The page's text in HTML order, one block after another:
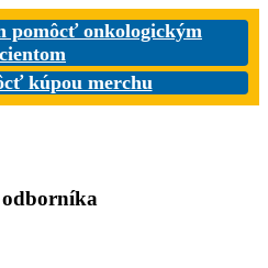
pomôcť onkologickým
kúpou merchu